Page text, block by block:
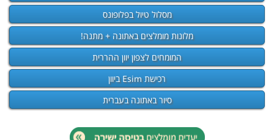
מסלול טיול בפלופונס
מלונות מומלצים באתונה + מתנה!
המומחים לצפון יוון ההררית
רכישת Esim ביוון
סיור באתונה בעברית